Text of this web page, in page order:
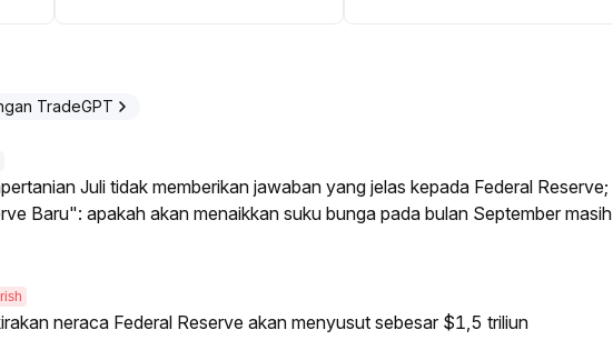
TradeGPT
Juli tidak memberikan jawaban yang jelas kepada Federal Reserve;
Baru": apakah akan menaikkan suku bunga pada bulan September masih
neraca Federal Reserve akan menyusut sebesar $1,5 triliun